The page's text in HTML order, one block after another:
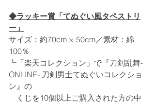
◆ラッキー賞「てぬぐい風タペストリ
ー」
サイズ：約70cm × 50cm／素材：綿
100％
┗「楽天コレクション」で『刀剣乱舞-
ONLINE- 刀剣男士てぬぐいコレクショ
ン』の
くじを10個以上ご購入された方の中